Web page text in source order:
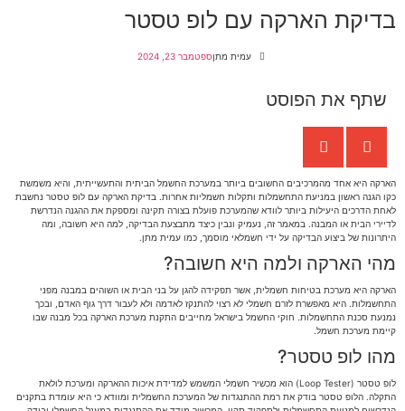
בדיקת הארקה עם לופ טסטר
עמית מתןספטמבר 23, 2024
שתף את הפוסט
הארקה היא אחד מהמרכיבים החשובים ביותר במערכת החשמל הביתית והתעשייתית, והיא משמשת
כקו הגנה ראשון במניעת התחשמלות ותקלות חשמליות אחרות. בדיקת הארקה עם לופ טסטר נחשבת
לאחת הדרכים היעילות ביותר לוודא שהמערכת פועלת בצורה תקינה ומספקת את ההגנה הנדרשת
לדיירי הבית או המבנה. במאמר זה, נעמיק ונבין כיצד מתבצעת הבדיקה, למה היא חשובה, ומה
היתרונות של ביצוע הבדיקה על ידי חשמלאי מוסמך, כמו עמית מתן.
מהי הארקה ולמה היא חשובה?
הארקה היא מערכת בטיחות חשמלית, אשר תפקידה להגן על בני הבית או השוהים במבנה מפני
התחשמלות. היא מאפשרת לזרם חשמלי לא רצוי להתנקז לאדמה ולא לעבור דרך גוף האדם, ובכך
נמנעת סכנת התחשמלות. חוקי החשמל בישראל מחייבים התקנת מערכת הארקה בכל מבנה שבו
קיימת מערכת חשמל.
מהו לופ טסטר?
לופ טסטר (Loop Tester) הוא מכשיר חשמלי המשמש למדידת איכות ההארקה ומערכת לולאת
התקלה. הלופ טסטר בודק את רמת ההתנגדות של המערכת החשמלית ומוודא כי היא עומדת בתקנים